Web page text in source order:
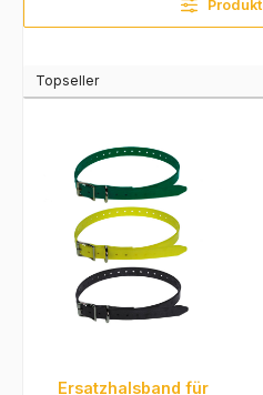
Ersatzhalsband für